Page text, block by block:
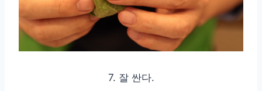
7. 잘 싼다.